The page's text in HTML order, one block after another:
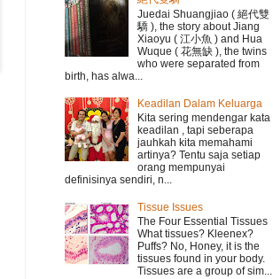
Juedai Shuangjiao ( 絕代雙
驕 ), the story about Jiang
Xiaoyu ( 江小魚 ) and Hua
Wuque ( 花無缺 ), the twins
who were separated from
birth, has alwa...
Keadilan Dalam Keluarga
Kita sering mendengar kata
keadilan , tapi seberapa
jauhkah kita memahami
artinya? Tentu saja setiap
orang mempunyai
definisinya sendiri, n...
Tissue Issues
The Four Essential Tissues
What tissues? Kleenex?
Puffs? No, Honey, it is the
tissues found in your body.
Tissues are a group of sim...